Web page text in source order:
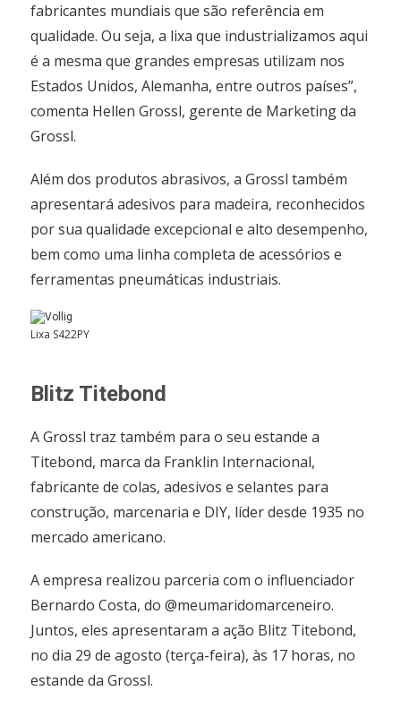
fabricantes mundiais que são referência em
qualidade. Ou seja, a lixa que industrializamos aqui
é a mesma que grandes empresas utilizam nos
Estados Unidos, Alemanha, entre outros países”,
comenta Hellen Grossl, gerente de Marketing da
Grossl.
Além dos produtos abrasivos, a Grossl também
apresentará adesivos para madeira, reconhecidos
por sua qualidade excepcional e alto desempenho,
bem como uma linha completa de acessórios e
ferramentas pneumáticas industriais.
Lixa S422PY
Blitz Titebond
A Grossl traz também para o seu estande a
Titebond, marca da Franklin Internacional,
fabricante de colas, adesivos e selantes para
construção, marcenaria e DIY, líder desde 1935 no
mercado americano.
A empresa realizou parceria com o influenciador
Bernardo Costa, do @meumaridomarceneiro.
Juntos, eles apresentaram a ação Blitz Titebond,
no dia 29 de agosto (terça-feira), às 17 horas, no
estande da Grossl.